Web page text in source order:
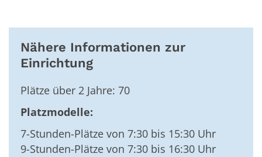
Nähere Informationen zur
Einrichtung
Plätze über 2 Jahre: 70
Platzmodelle:
7-Stunden-Plätze von 7:30 bis 15:30 Uhr
9-Stunden-Plätze von 7:30 bis 16:30 Uhr